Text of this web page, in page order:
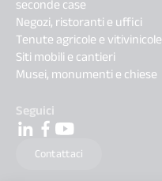
seconde case
Negozi, ristoranti e uffici
Tenute agricole e vitivinicole
Siti mobili e cantieri
Musei, monumenti e chiese
Seguici
Contattaci